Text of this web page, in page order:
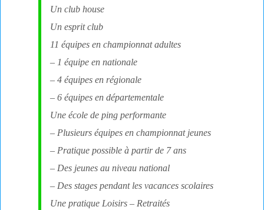
Un club house
Un esprit club
11 équipes en championnat adultes
– 1 équipe en nationale
– 4 équipes en régionale
– 6 équipes en départementale
Une école de ping performante
– Plusieurs équipes en championnat jeunes
– Pratique possible à partir de 7 ans
– Des jeunes au niveau national
– Des stages pendant les vacances scolaires
Une pratique Loisirs – Retraités